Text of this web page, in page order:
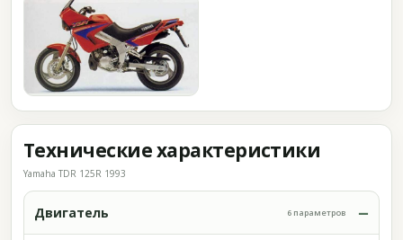
Технические характеристики
Yamaha TDR 125R 1993
Двигатель 6 параметров